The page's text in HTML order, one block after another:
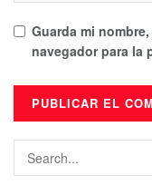
Guarda mi
navegador para la